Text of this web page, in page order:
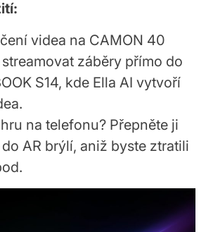
videa na CAMON 40
záběry přímo do
S14, kde Ella AI vytvoří
na telefonu? Přepněte ji
AR brýlí, aniž byste ztratili